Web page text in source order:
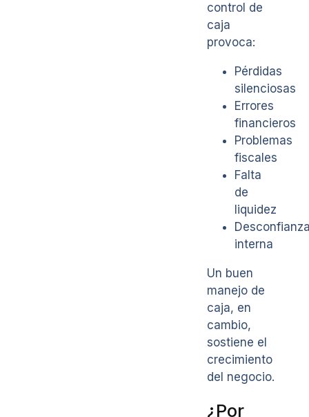
control de
caja
provoca:
Pérdidas
silenciosas
Errores
financieros
Problemas
fiscales
Falta
de
liquidez
interna
Un buen
manejo de
caja, en
cambio,
sostiene el
crecimiento
del negocio.
¿Por